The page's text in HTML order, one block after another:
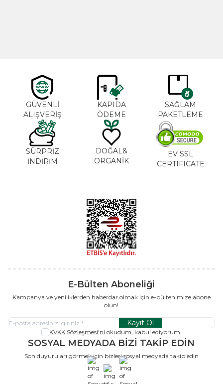
GÜVENLİ
ALIŞVERİŞ
KAPIDA
ÖDEME
SAĞLAM
PAKETLEME
SÜRPRİZ
İNDİRİM
DOĞAL&
ORGANİK
EV SSL
CERTIFICATE
E-Bülten Aboneliği
Kampanya ve yeniliklerden haberdar olmak için e-bültenimize abone
olun!
Kayıt Ol
KVKK Sözleşmesi'ni okudum, kabul ediyorum.
SOSYAL MEDYADA BİZİ TAKİP EDİN
Son duyuruları görmek için bizleri sosyal medyada takip edin
x